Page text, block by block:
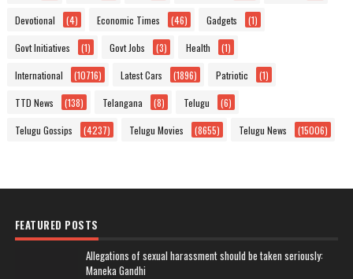
Devotional (4) Economic Times (46) Gadgets (1)
Govt Initiatives (1) Govt Jobs (3) Health (1)
International (10716) Latest Cars (1896) Patriotic (1)
TTD News (138) Telangana (8) Telugu (6)
Telugu Gossips (4237) Telugu Movies (8655) Telugu News (15006)
FEATURED POSTS
Allegations of sexual harassment should be taken seriously:
Maneka Gandhi